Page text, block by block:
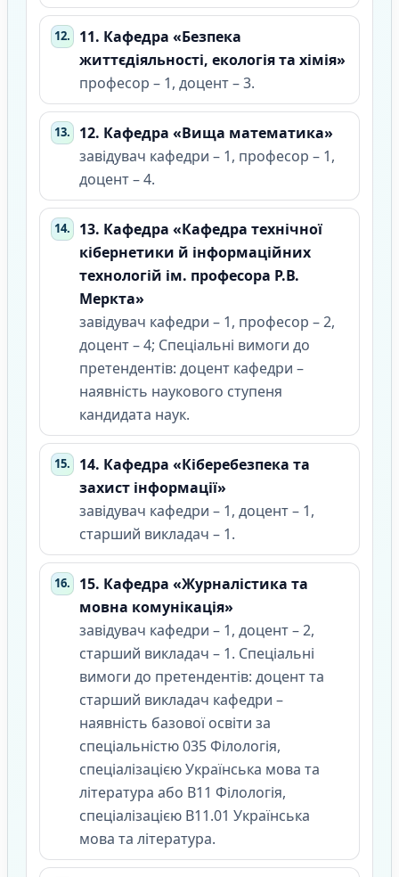
11. Кафедра «Безпека
життєдіяльності, екологія та хімія»
професор – 1, доцент – 3.
12. Кафедра «Вища математика»
завідувач кафедри – 1, професор – 1,
доцент – 4.
13. Кафедра «Кафедра технічної
кібернетики й інформаційних
технологій ім. професора Р.В.
Меркта»
завідувач кафедри – 1, професор – 2,
доцент – 4; Спеціальні вимоги до
претендентів: доцент кафедри –
наявність наукового ступеня
кандидата наук.
14. Кафедра «Кіберебезпека та
захист інформації»
завідувач кафедри – 1, доцент – 1,
старший викладач – 1.
15. Кафедра «Журналістика та
мовна комунікація»
завідувач кафедри – 1, доцент – 2,
старший викладач – 1. Спеціальні
вимоги до претендентів: доцент та
старший викладач кафедри –
наявність базової освіти за
спеціальністю 035 Філологія,
спеціалізацією Українська мова та
література або В11 Філологія,
спеціалізацією В11.01 Українська
мова та література.